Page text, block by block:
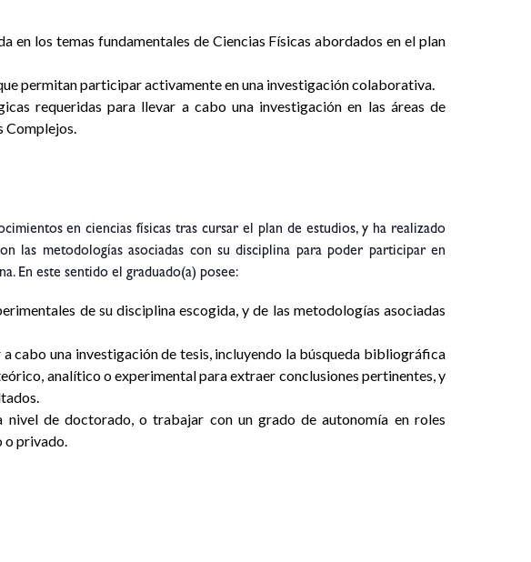
en los temas fundamentales de Ciencias Físicas abordados en el plan
permitan participar activamente en una investigación colaborativa.
requeridas para llevar a cabo una investigación en las áreas de
Complejos.
en ciencias físicas tras cursar el plan de estudios, y ha realizado
las metodologías asociadas con su disciplina para poder participar en
En este sentido el graduado(a) posee:
de su disciplina escogida, y de las metodologías asociadas
cabo una investigación de tesis, incluyendo la búsqueda bibliográfica
analítico o experimental para extraer conclusiones pertinentes, y
nivel de doctorado, o trabajar con un grado de autonomía en roles
o privado.